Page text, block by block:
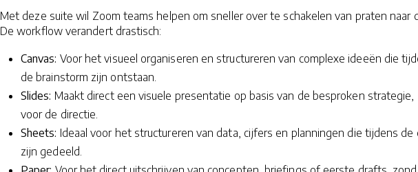
Met deze suite wil Zoom teams helpen om sneller over te schakelen van praten naar
De workflow verandert drastisch:
Canvas: Voor het visueel organiseren en structureren van complexe ideeën die
de brainstorm zijn ontstaan.
Slides: Maakt direct een visuele presentatie op basis van de besproken strategie,
voor de directie.
Sheets: Ideaal voor het structureren van data, cijfers en planningen die tijdens de
zijn gedeeld.